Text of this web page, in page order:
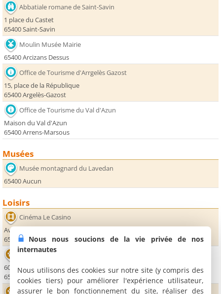
Abbatiale romane de Saint-Savin
1 place du Castet
65400 Saint-Savin
Moulin Musée Mairie
65400 Arcizans Dessus
Office de Tourisme d'Arrgelès Gazost
15, place de la République
65400 Argelès-Gazost
Office de Tourisme du Val d'Azun
Maison du Val d'Azun
65400 Arrens-Marsous
Musées
Musée montagnard du Lavedan
65400 Aucun
Loisirs
Cinéma Le Casino
Avenue Adrien Hébrard
65400 Argelès-Gazost
Parc Animalier des Pyrénées - La Colline aux Marmottes
60 bis avenue des Pyrénées
65400 Ayzac-Ost
Aquarium tropical
Nous nous soucions de la vie privée de nos
internautes
Nous utilisons des cookies sur notre site (y compris des
cookies tiers) pour améliorer l'expérience utilisateur,
assurer le bon fonctionnement du site, réaliser des